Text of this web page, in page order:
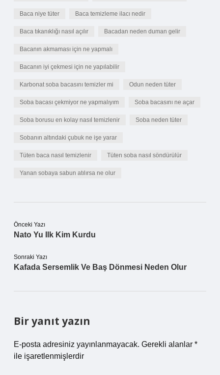
Baca niye tüter Baca temizleme ilacı nedir
Baca tıkanıklığı nasıl açılır Bacadan neden duman gelir
Bacanın akmaması için ne yapmalı
Bacanın iyi çekmesi için ne yapılabilir
Karbonat soba bacasını temizler mi Odun neden tüter
Soba bacası çekmiyor ne yapmalıyım Soba bacasını ne açar
Soba borusu en kolay nasıl temizlenir Soba neden tüter
Sobanın altındaki çubuk ne işe yarar
Tüten baca nasıl temizlenir Tüten soba nasıl söndürülür
Yanan sobaya sabun atılırsa ne olur
Önceki Yazı
Nato Yu Ilk Kim Kurdu
Sonraki Yazı
Kafada Sersemlik Ve Baş Dönmesi Neden Olur
Bir yanıt yazın
E-posta adresiniz yayınlanmayacak. Gerekli alanlar *
ile işaretlenmişlerdir